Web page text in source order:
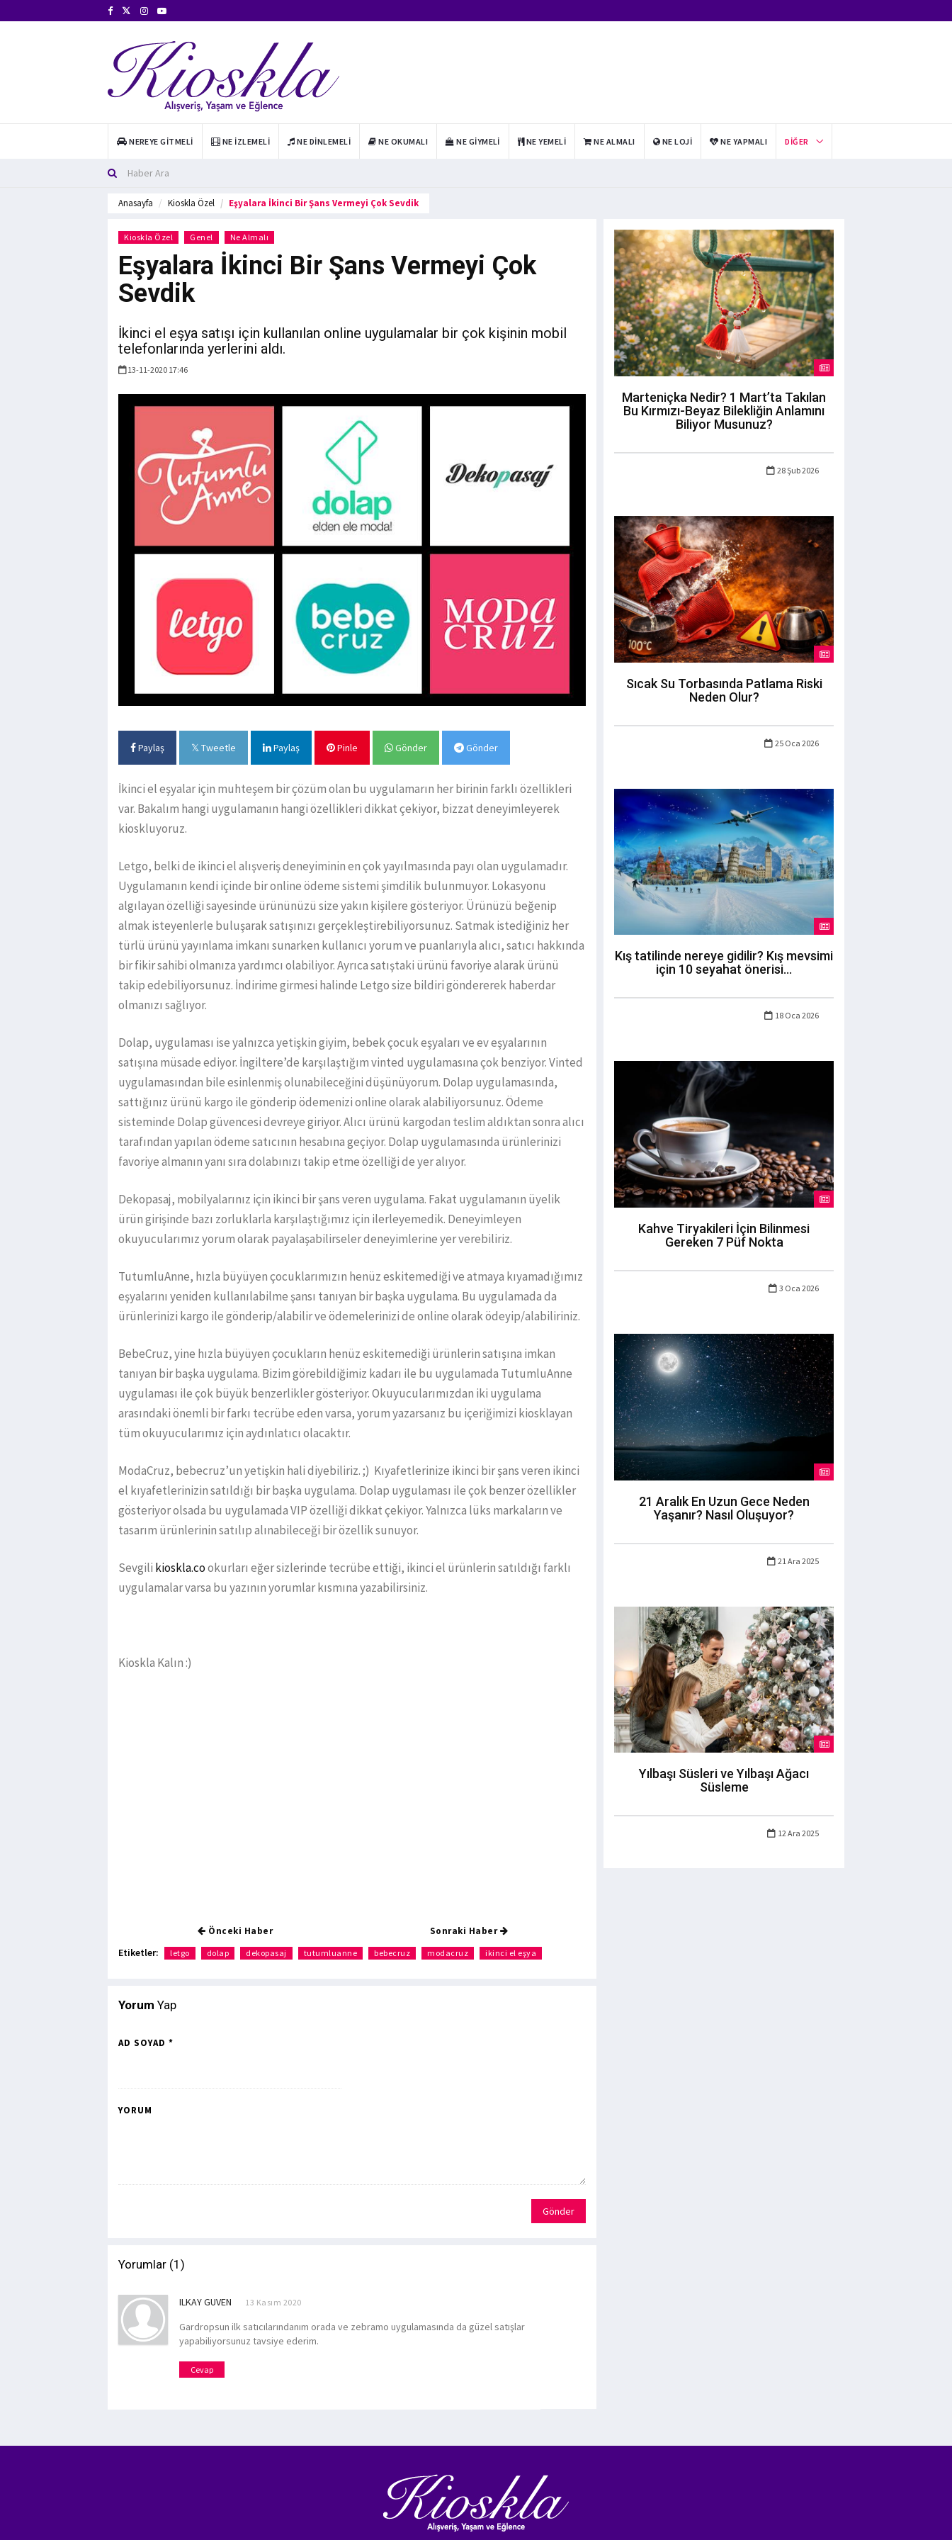
NEREYE GITMELI NE İZLEMELI NE DINLEMELI NE OKUMALI NE GIYMELI NE YEMELI NE ALMALI NE LOJI NE YAPMALI DIĞER
Anasayfa Kioskla Özel Eşyalara İkinci Bir Şans Vermeyi Çok Sevdik
Kioskla Özel Genel Ne Almalı
Eşyalara İkinci Bir Şans Vermeyi Çok
Sevdik
İkinci el eşya satışı için kullanılan online uygulamalar bir çok kişinin mobil
telefonlarında yerlerini aldı.
13-11-2020 17:46
Paylaş Tweetle Paylaş Pinle Gönder Gönder
İkinci el eşyalar için muhteşem bir çözüm olan bu uygulamarın her birinin farklı özellikleri
var. Bakalım hangi uygulamanın hangi özellikleri dikkat çekiyor, bizzat deneyimleyerek
kioskluyoruz.
Letgo, belki de ikinci el alışveriş deneyiminin en çok yayılmasında payı olan uygulamadır.
Uygulamanın kendi içinde bir online ödeme sistemi şimdilik bulunmuyor. Lokasyonu
algılayan özelliği sayesinde ürününüzü size yakın kişilere gösteriyor. Ürünüzü beğenip
almak isteyenlerle buluşarak satışınızı gerçekleştirebiliyorsunuz. Satmak istediğiniz her
türlü ürünü yayınlama imkanı sunarken kullanıcı yorum ve puanlarıyla alıcı, satıcı hakkında
bir fikir sahibi olmanıza yardımcı olabiliyor. Ayrıca satıştaki ürünü favoriye alarak ürünü
takip edebiliyorsunuz. İndirime girmesi halinde Letgo size bildiri göndererek haberdar
olmanızı sağlıyor.
Dolap, uygulaması ise yalnızca yetişkin giyim, bebek çocuk eşyaları ve ev eşyalarının
satışına müsade ediyor. İngiltere’de karşılaştığım vinted uygulamasına çok benziyor. Vinted
uygulamasından bile esinlenmiş olunabileceğini düşünüyorum. Dolap uygulamasında,
sattığınız ürünü kargo ile gönderip ödemenizi online olarak alabiliyorsunuz. Ödeme
sisteminde Dolap güvencesi devreye giriyor. Alıcı ürünü kargodan teslim aldıktan sonra alıcı
tarafından yapılan ödeme satıcının hesabına geçiyor. Dolap uygulamasında ürünlerinizi
favoriye almanın yanı sıra dolabınızı takip etme özelliği de yer alıyor.
Dekopasaj, mobilyalarınız için ikinci bir şans veren uygulama. Fakat uygulamanın üyelik
ürün girişinde bazı zorluklarla karşılaştığımız için ilerleyemedik. Deneyimleyen
okuyucularımız yorum olarak payalaşabilirseler deneyimlerine yer verebiliriz.
TutumluAnne, hızla büyüyen çocuklarımızın henüz eskitemediği ve atmaya kıyamadığımız
eşyalarını yeniden kullanılabilme şansı tanıyan bir başka uygulama. Bu uygulamada da
ürünlerinizi kargo ile gönderip/alabilir ve ödemelerinizi de online olarak ödeyip/alabiliriniz.
BebeCruz, yine hızla büyüyen çocukların henüz eskitemediği ürünlerin satışına imkan
tanıyan bir başka uygulama. Bizim görebildiğimiz kadarı ile bu uygulamada TutumluAnne
uygulaması ile çok büyük benzerlikler gösteriyor. Okuyucularımızdan iki uygulama
arasındaki önemli bir farkı tecrübe eden varsa, yorum yazarsanız bu içeriğimizi kiosklayan
tüm okuyucularımız için aydınlatıcı olacaktır.
ModaCruz, bebecruz’un yetişkin hali diyebiliriz. ;) Kıyafetlerinize ikinci bir şans veren ikinci
el kıyafetlerinizin satıldığı bir başka uygulama. Dolap uygulaması ile çok benzer özellikler
gösteriyor olsada bu uygulamada VIP özelliği dikkat çekiyor. Yalnızca lüks markaların ve
tasarım ürünlerinin satılıp alınabileceği bir özellik sunuyor.
Sevgili kioskla.cookurları eğer sizlerinde tecrübe ettiği, ikinci el ürünlerin satıldığı farklı
uygulamalar varsa bu yazının yorumlar kısmına yazabilirsiniz.
Kioskla Kalın :)
Önceki Haber Sonraki Haber
Etiketler: letgo dolap dekopasaj tutumluanne bebecruz modacruz ikinci el eşya
Yorum Yap
AD SOYAD *
YORUM
Gönder
Yorumlar (1)
ILKAY GUVEN 13 Kasım 2020
Gardropsun ilk satıcılarındanım orada ve zebramo uygulamasında da güzel satışlar
yapabiliyorsunuz tavsiye ederim.
Cevap
Marteniçka Nedir? 1 Mart’ta Takılan
Bu Kırmızı-Beyaz Bilekliğin Anlamını
Biliyor Musunuz?
28 Şub 2026
Sıcak Su Torbasında Patlama Riski
Neden Olur?
25 Oca 2026
Kış tatilinde nereye gidilir? Kış mevsimi
için 10 seyahat önerisi...
18 Oca 2026
Kahve Tiryakileri İçin Bilinmesi
Gereken 7 Püf Nokta
3 Oca 2026
21 Aralık En Uzun Gece Neden
Yaşanır? Nasıl Oluşuyor?
21 Ara 2025
Yılbaşı Süsleri ve Yılbaşı Ağacı
Süsleme
12 Ara 2025